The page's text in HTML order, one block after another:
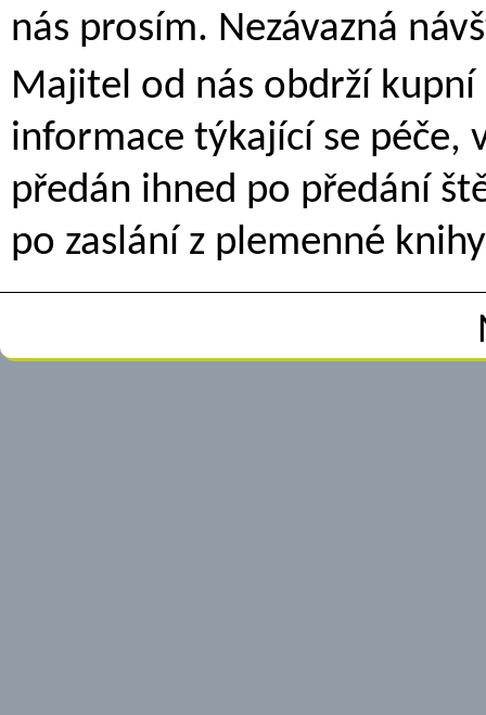
nás prosím. Nezávazná
Majitel od nás obdrží
informace týkající se péče,
předán ihned po předání
po zaslání z plemenné